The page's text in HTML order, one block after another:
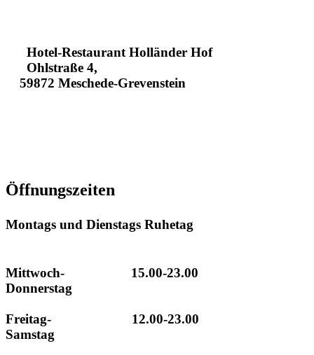
Hotel-Restaurant Holländer Hof
Ohlstraße 4,
59872 Meschede-Grevenstein
Öffnungszeiten
Montags und Dienstags Ruhetag
Mittwoch- 15.00-23.00
Donnerstag
Freitag- 12.00-23.00
Samstag